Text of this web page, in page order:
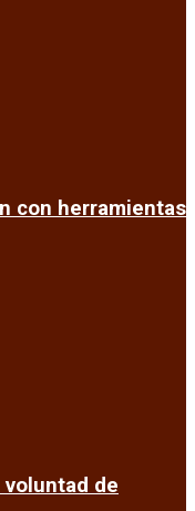
con herramientas
de